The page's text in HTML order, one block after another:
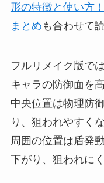
形の特徴と使い方
まとめ も合わせて
フルリメイク版で
キャラの防御面を
中央位置は物理防
り、狙われやすく
周囲の位置は盾発
下がり、狙われに